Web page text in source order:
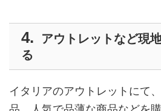
アウトレットなど現
る
イタリアのアウトレットにて